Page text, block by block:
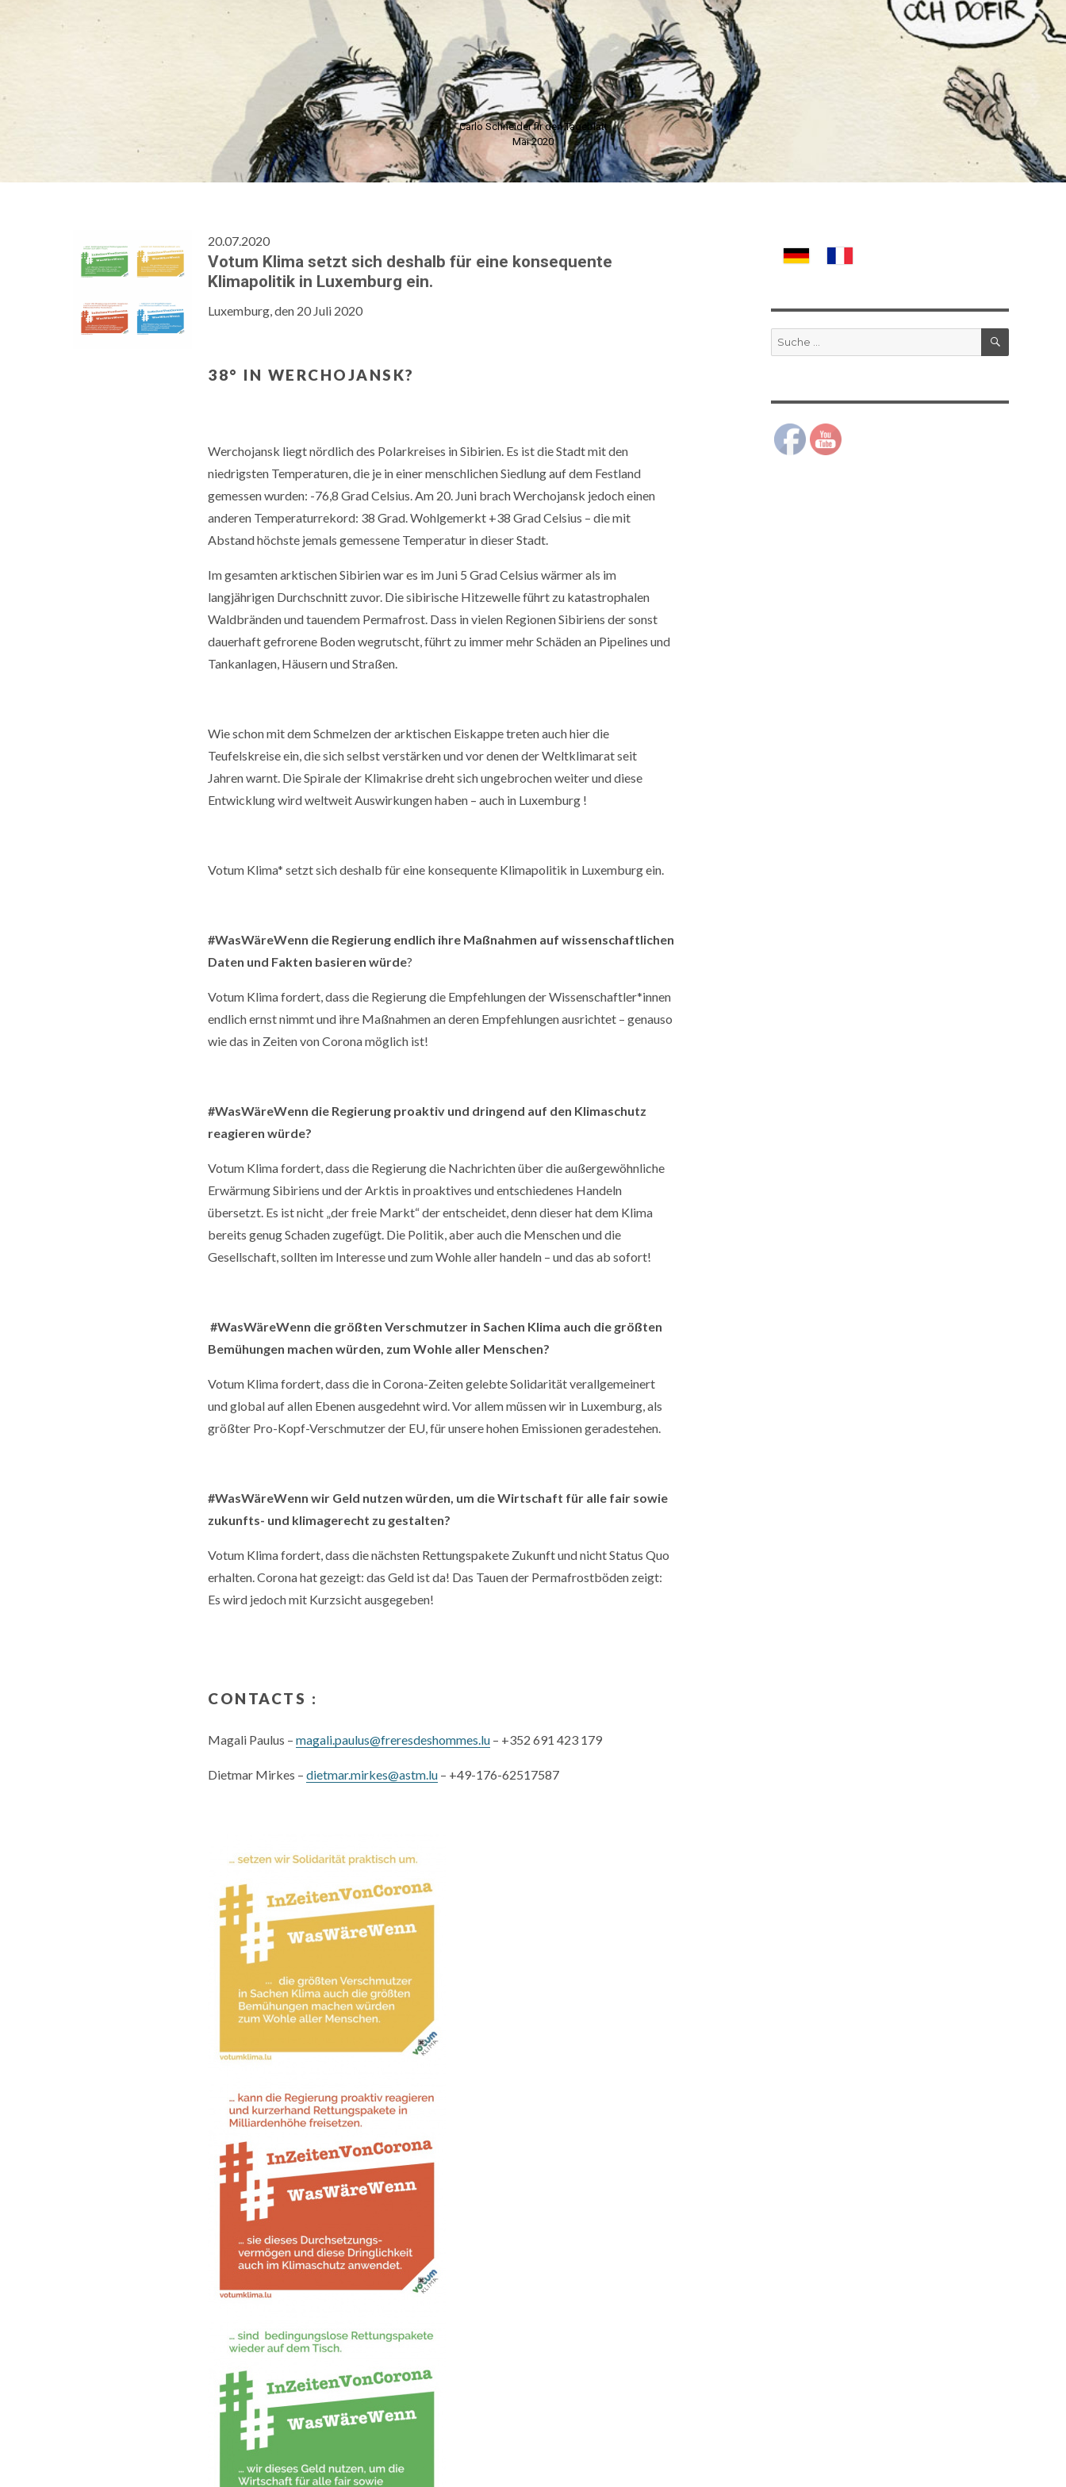
Carlo Schneider fir den Tageblatt
Mai 2020
20.07.2020
Votum Klima setzt sich deshalb für eine konsequente
Klimapolitik in Luxemburg ein.
Luxemburg, den 20 Juli 2020
38° IN WERCHOJANSK?
Werchojansk liegt nördlich des Polarkreises in Sibirien. Es ist die Stadt mit den
niedrigsten Temperaturen, die je in einer menschlichen Siedlung auf dem Festland
gemessen wurden: -76,8 Grad Celsius. Am 20. Juni brach Werchojansk jedoch einen
anderen Temperaturrekord: 38 Grad. Wohlgemerkt +38 Grad Celsius – die mit
Abstand höchste jemals gemessene Temperatur in dieser Stadt.
Im gesamten arktischen Sibirien war es im Juni 5 Grad Celsius wärmer als im
langjährigen Durchschnitt zuvor. Die sibirische Hitzewelle führt zu katastrophalen
Waldbränden und tauendem Permafrost. Dass in vielen Regionen Sibiriens der sonst
dauerhaft gefrorene Boden wegrutscht, führt zu immer mehr Schäden an Pipelines und
Tankanlagen, Häusern und Straßen.
Wie schon mit dem Schmelzen der arktischen Eiskappe treten auch hier die
Teufelskreise ein, die sich selbst verstärken und vor denen der Weltklimarat seit
Jahren warnt. Die Spirale der Klimakrise dreht sich ungebrochen weiter und diese
Entwicklung wird weltweit Auswirkungen haben – auch in Luxemburg !
Votum Klima* setzt sich deshalb für eine konsequente Klimapolitik in Luxemburg ein.
#WasWäreWenn die Regierung endlich ihre Maßnahmen auf wissenschaftlichen
Daten und Fakten basieren würde?
Votum Klima fordert, dass die Regierung die Empfehlungen der Wissenschaftler*innen
endlich ernst nimmt und ihre Maßnahmen an deren Empfehlungen ausrichtet – genauso
wie das in Zeiten von Corona möglich ist!
#WasWäreWenn die Regierung proaktiv und dringend auf den Klimaschutz
reagieren würde?
Votum Klima fordert, dass die Regierung die Nachrichten über die außergewöhnliche
Erwärmung Sibiriens und der Arktis in proaktives und entschiedenes Handeln
übersetzt. Es ist nicht „der freie Markt“ der entscheidet, denn dieser hat dem Klima
bereits genug Schaden zugefügt. Die Politik, aber auch die Menschen und die
Gesellschaft, sollten im Interesse und zum Wohle aller handeln – und das ab sofort!
#WasWäreWenn die größten Verschmutzer in Sachen Klima auch die größten
Bemühungen machen würden, zum Wohle aller Menschen?
Votum Klima fordert, dass die in Corona-Zeiten gelebte Solidarität verallgemeinert
und global auf allen Ebenen ausgedehnt wird. Vor allem müssen wir in Luxemburg, als
größter Pro-Kopf-Verschmutzer der EU, für unsere hohen Emissionen geradestehen.
#WasWäreWenn wir Geld nutzen würden, um die Wirtschaft für alle fair sowie
zukunfts- und klimagerecht zu gestalten?
Votum Klima fordert, dass die nächsten Rettungspakete Zukunft und nicht Status Quo
erhalten. Corona hat gezeigt: das Geld ist da! Das Tauen der Permafrostböden zeigt:
Es wird jedoch mit Kurzsicht ausgegeben!
CONTACTS :
Magali Paulus – magali.paulus@freresdeshommes.lu – +352 691 423 179
Dietmar Mirkes – dietmar.mirkes@astm.lu – +49-176-62517587
Suche
nach:
SUCHE